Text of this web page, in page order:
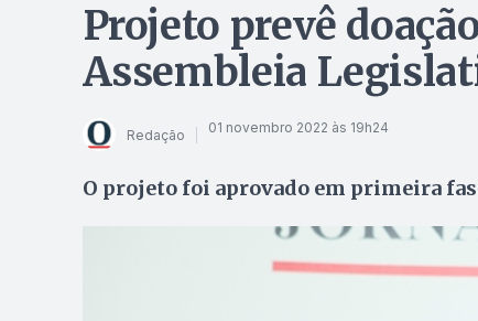
Projeto prevê
Assembleia
Redação 01 novembro 2022 às 19h24
O projeto foi aprovado em primeira